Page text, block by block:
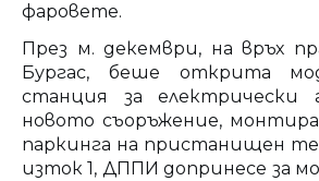
фаровете.
През м. декември, на връх
Бургас, беше открита
станция за електрически
новото съоръжение,
паркинга на пристанищен
изток 1, ДППИ допринесе за